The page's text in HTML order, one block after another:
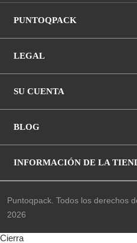
PUNTOQPACK
LEGAL
SU CUENTA
BLOG
INFORMACIÓN DE LA
Puntoqpack. Todos los derechos
2026
Cierra